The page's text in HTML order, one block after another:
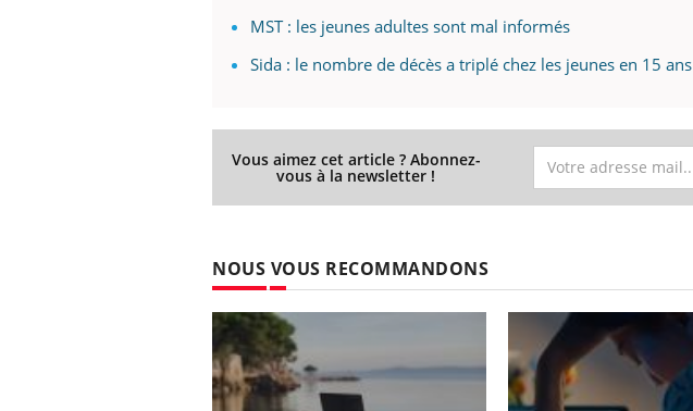
MST : les jeunes adultes sont mal informés
Sida : le nombre de décès a triplé chez les jeunes en 15 ans
Vous aimez cet article ? Abonnez-
vous à la newsletter !
NOUS VOUS RECOMMANDONS